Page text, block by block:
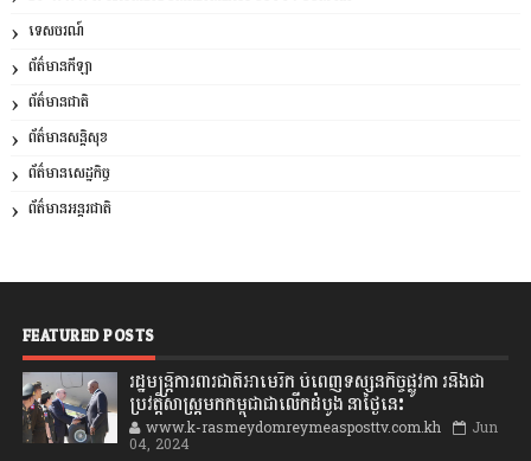
ទេសចរណ៍
ព័ត៌មានកីឡា
ព័ត៌មានជាតិ
ព័ត៌មានសន្តិសុខ
ព័ត៌មានសេដ្ឋកិច្ច
ព័ត៌មានអន្តរជាតិ
FEATURED POSTS
រដ្ឋមន្រ្តីការពារជាតិអាមេរិក បំពេញទស្សនកិច្ចផ្លូវកា រនិងជា
ប្រវត្តិសាស្រ្តមកកម្ពុជាជាលើកដំបូង នាថ្ងៃនេះ
www.k-rasmeydomreymeasposttv.com.kh Jun
04, 2024